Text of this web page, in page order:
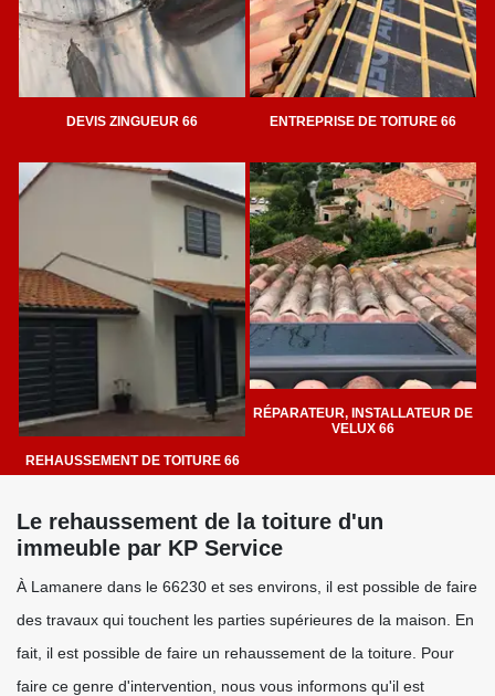
DEVIS ZINGUEUR 66 ENTREPRISE DE TOITURE 66
REHAUSSEMENT DE TOITURE 66
RÉPARATEUR, INSTALLATEUR DE
VELUX 66
Le rehaussement de la toiture d'un
immeuble par KP Service
À Lamanere dans le 66230 et ses environs, il est possible de faire
des travaux qui touchent les parties supérieures de la maison. En
fait, il est possible de faire un rehaussement de la toiture. Pour
faire ce genre d'intervention, nous vous informons qu'il est